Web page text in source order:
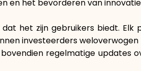
en het bevorderen van
het zijn gebruikers biedt.
investeerders
regelmatige updates